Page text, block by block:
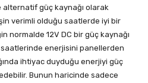
alternatif güç kaynağı olarak
verimli olduğu saatlerde iyi bir
normalde 12V DC bir güç kaynağı
enerjisini panellerden
ihtiyac duyduğu enerjiyi güç
Bunun haricinde sadece